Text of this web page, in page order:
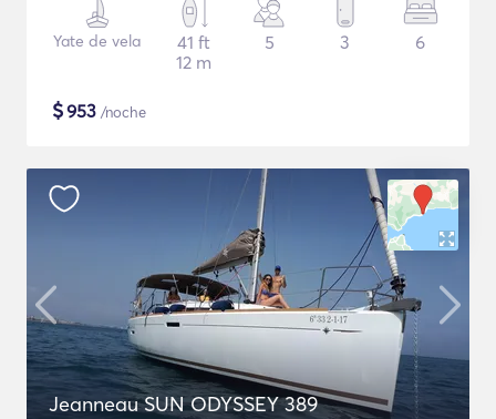
Yate de vela
41 ft
12 m
5 3 6
$953 /noche
Jeanneau SUN ODYSSEY 389